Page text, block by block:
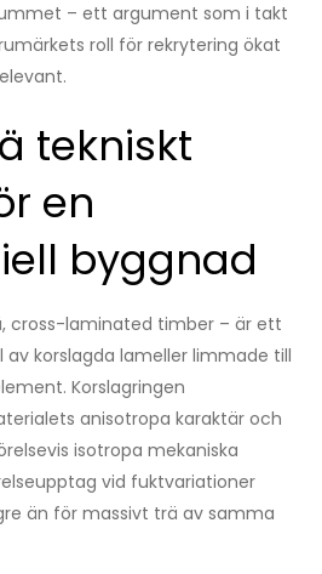
– ett argument som i takt
roll för rekrytering ökat
tekniskt
en
byggnad
cross-laminated timber – är ett
korslagda lameller limmade till
Korslagringen
anisotropa karaktär och
isotropa mekaniska
vid fuktvariationer
än för massivt trä av samma